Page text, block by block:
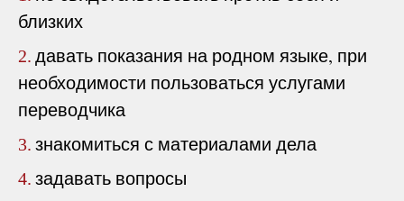
близких
2. давать показания на родном языке, при
необходимости пользоваться услугами
переводчика
3. знакомиться с материалами дела
4. задавать вопросы